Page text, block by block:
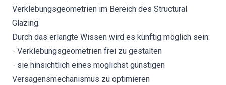
Verklebungsgeometrien im Bereich des Structural
Glazing.
Durch das erlangte Wissen wird es künftig möglich sein:
- Verklebungsgeometrien frei zu gestalten
- sie hinsichtlich eines möglichst günstigen
Versagensmechanismus zu optimieren